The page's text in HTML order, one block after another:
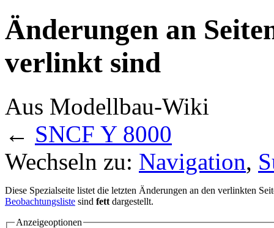
Änderungen an
verlinkt sind
Aus Modellbau-Wiki
← SNCF Y 8000
Wechseln zu: Navigation,
Diese Spezialseite listet die letzten Änderungen an den verlinkten
Beobachtungsliste sind fett dargestellt.
Anzeigeoptionen